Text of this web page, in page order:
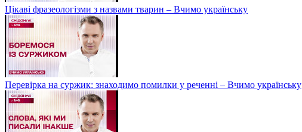
Цікаві фразеологізми з назвами тварин – Вчимо українську
Перевірка на суржик: знаходимо помилки у реченні – Вчимо українську